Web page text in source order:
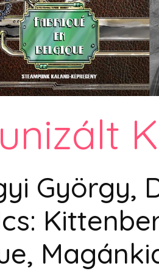
György,